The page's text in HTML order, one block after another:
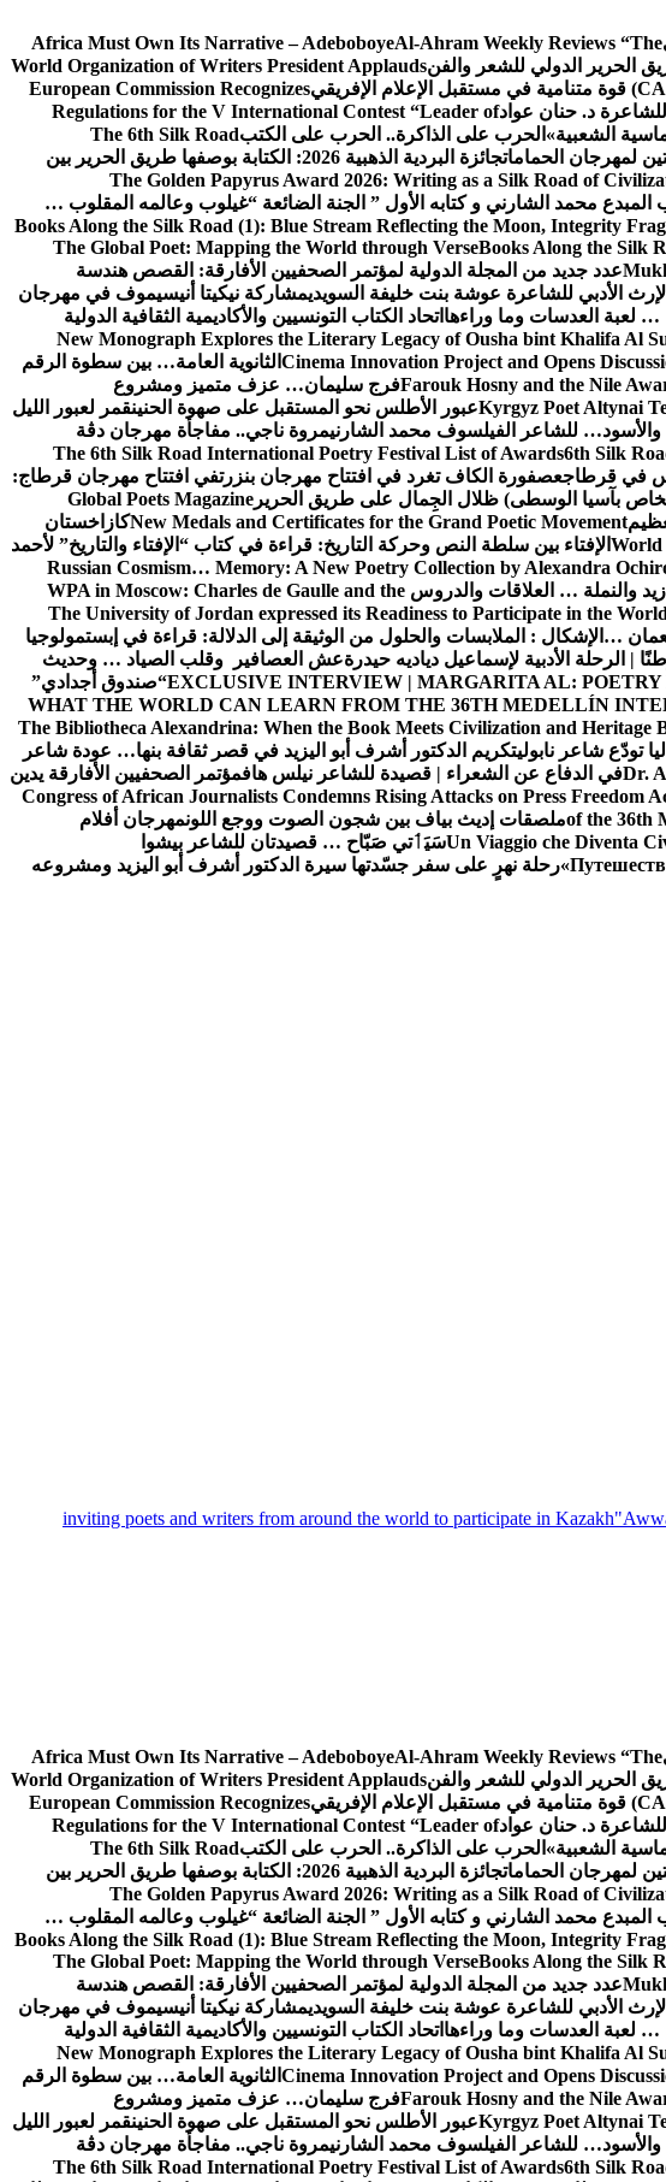
Africa Must Own Its Narrative – AdeboboyeAl-Ahram Weekly Reviews “The
الحرير الدولي للشعر والفنWorld Organization of Writers President Applauds
European Commission Recognizes
د. حنان عوادRegulations for the V International Contest “Leader of
الشعبية» الحرب على الذاكرة.. الحرب على الكتبThe 6th Silk Road
لمهرجان الحمامات
جائزة البردية الذهبية 2026: الكتابة بوصفها طريق الحرير بين
The Golden Papyrus Award 2026: Writing as a Silk Road of
المبدع محمد الشارني و كتابه الأول ” الجنة الضائعة “غيلوب وعالمه المقلوب …
Books Along the Silk Road (1): Blue Stream Reflecting the Moon, Integrity
The Global Poet: Mapping the World through VerseBooks Along the Silk
عدد جديد من المجلة الدولية لمؤتمر الصحفيين الأفارقة: القصص هندسة
الأدبي للشاعرة عوشة بنت خليفة السويديمشاركة نيكيتا أنيسيموف في مهرجان
لعبة العدسات وما وراءها اتحاد الكتاب التونسيين والأكاديمية الثقافية الدولية
New Monograph Explores the Literary Legacy of Ousha bint Khalifa Al
Cinema Innovation Project and Opens الثانوية العامة… بين سطوة الرقم
Farouk Hosny and the Nileفرج سليمان… عزف متميز ومشروع
Kyrgyz Poet Altynaiعبور الأطلس نحو المستقبل على صهوة الحنينقمر لعبور الليل
والأسود… للشاعر الفيلسوف محمد الشارنيمروة ناجي.. مفاجأة مهرجان دڨة
The 6th Silk Road International Poetry Festival List of Awards6th Silk
في قرطاجعصفورة الكاف تغرد في افتتاح مهرجان بنزرتفي افتتاح مهرجان قرطاج:
بآسيا الوسطى) ظلال الجِمال على طريق الحرير Global Poets Magazine
New Medals and Certificates for the Grand Poetic Movementكازاخستان
World الإفتاء بين سلطة النص وحركة التاريخ: قراءة في كتاب “الإفتاء والتاريخ” لأحمد
Russian Cosmism… Memory: A New Poetry Collection by Alexandra
زيد والنملة … العلاقات والدروس WPA in Moscow: Charles de Gaulle and the
The University of Jordan expressed its Readiness to Participate in the World
…الإشكال : الملابسات والحلول من الوثيقة إلى الدلالة: قراءة في إبستمولوجيا
| الرحلة الأدبية لإسماعيل دياديه حيدرةعش العصافير وقلب الصياد … وحديث
EXCLUSIVE INTERVIEW | MARGARITA AL:“صندوق أجدادي”
WHAT THE WORLD CAN LEARN FROM THE 36TH MEDELLÍN
The Bibliotheca Alexandrina: When the Book Meets Civilization and Heritage
تودّع شاعر نابوليتكريم الدكتور أشرف أبو اليزيد في قصر ثقافة بنها… عودة شاعر
Dr.في الدفاع عن الشعراء | قصيدة للشاعر نيلس هافمؤتمر الصحفيين الأفارقة يدين
Congress of African Journalists Condemns Rising Attacks on Press Freedom
of the 36thملصقات إديث بياف بين شجون الصوت ووجع اللونمهرجان أفلام
Un Viaggio che Diventaسَيَٲتي صَبّاح … قصيدتان للشاعر بيشوا
رحلة نهرٍ على سفر جسّدتها سيرة الدكتور أشرف أبو اليزيد ومشروعه
Africa Must Own Its Narrative – AdeboboyeAl-Ahram Weekly Reviews “The
الحرير الدولي للشعر والفنWorld Organization of Writers President Applauds
European Commission Recognizes
د. حنان عوادRegulations for the V International Contest “Leader of
الشعبية» الحرب على الذاكرة.. الحرب على الكتبThe 6th Silk Road
لمهرجان الحمامات
جائزة البردية الذهبية 2026: الكتابة بوصفها طريق الحرير بين
The Golden Papyrus Award 2026: Writing as a Silk Road of
المبدع محمد الشارني و كتابه الأول ” الجنة الضائعة “غيلوب وعالمه المقلوب …
Books Along the Silk Road (1): Blue Stream Reflecting the Moon, Integrity
The Global Poet: Mapping the World through VerseBooks Along the Silk
عدد جديد من المجلة الدولية لمؤتمر الصحفيين الأفارقة: القصص هندسة
الأدبي للشاعرة عوشة بنت خليفة السويديمشاركة نيكيتا أنيسيموف في مهرجان
لعبة العدسات وما وراءها اتحاد الكتاب التونسيين والأكاديمية الثقافية الدولية
New Monograph Explores the Literary Legacy of Ousha bint Khalifa Al
Cinema Innovation Project and Opens الثانوية العامة… بين سطوة الرقم
Farouk Hosny and the Nileفرج سليمان… عزف متميز ومشروع
Kyrgyz Poet Altynaiعبور الأطلس نحو المستقبل على صهوة الحنينقمر لعبور الليل
والأسود… للشاعر الفيلسوف محمد الشارنيمروة ناجي.. مفاجأة مهرجان دڨة
The 6th Silk Road International Poetry Festival List of Awards6th Silk